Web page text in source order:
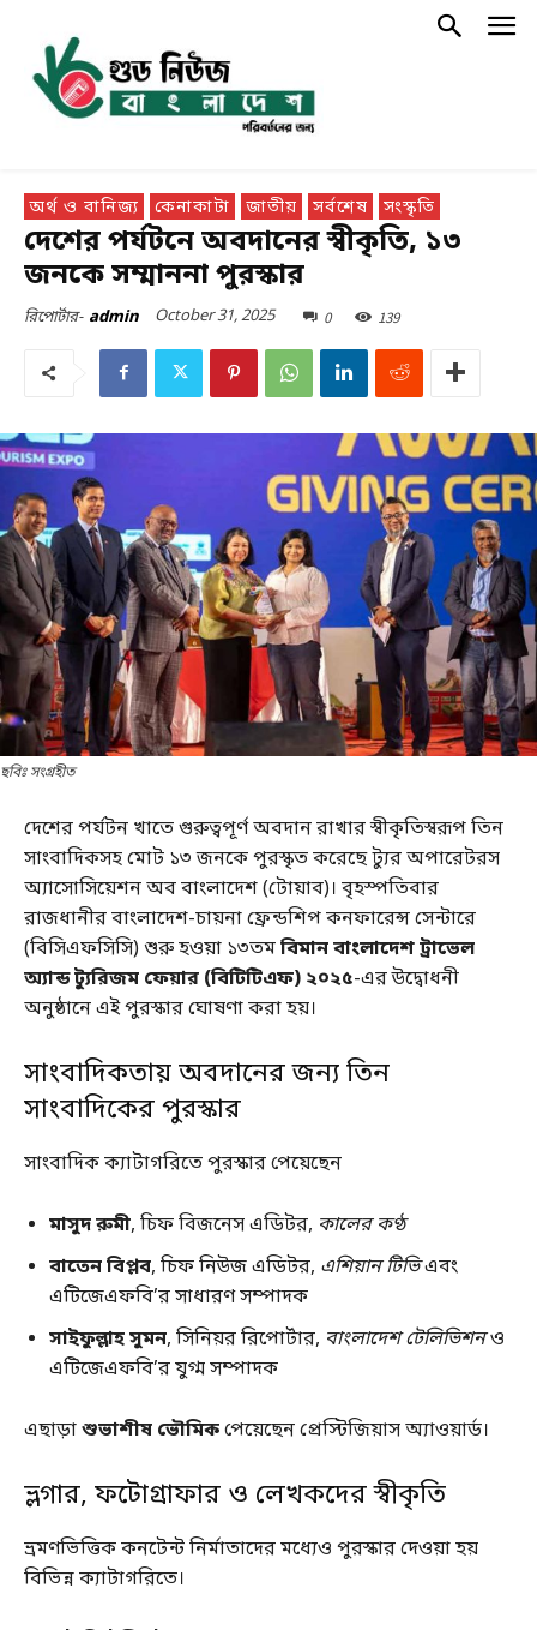
অর্থ ও বানিজ্য কেনাকাটা জাতীয় সর্বশেষ সংস্কৃতি
দেশের পর্যটনে অবদানের স্বীকৃতি, ১৩
জনকে সম্মাননা পুরস্কার
রিপোর্টার- admin October 31, 2025 0 139
ছবিঃ সংগ্রহীত
দেশের পর্যটন খাতে গুরুত্বপূর্ণ অবদান রাখার স্বীকৃতিস্বরূপ তিন
সাংবাদিকসহ মোট ১৩ জনকে পুরস্কৃত করেছে ট্যুর অপারেটরস
অ্যাসোসিয়েশন অব বাংলাদেশ (টোয়াব)। বৃহস্পতিবার
রাজধানীর বাংলাদেশ-চায়না ফ্রেন্ডশিপ কনফারেন্স সেন্টারে
(বিসিএফসিসি) শুরু হওয়া ১৩তমবিমান বাংলাদেশ ট্রাভেল
অ্যান্ড ট্যুরিজম ফেয়ার (বিটিটিএফ) ২০২৫-এর উদ্বোধনী
অনুষ্ঠানে এই পুরস্কার ঘোষণা করা হয়।
সাংবাদিকতায় অবদানের জন্য তিন
সাংবাদিকের পুরস্কার
সাংবাদিক ক্যাটাগরিতে পুরস্কার পেয়েছেন
মাসুদ রুমী, চিফ বিজনেস এডিটর, কালের কণ্ঠ
বাতেন বিপ্লব, চিফ নিউজ এডিটর, এশিয়ান টিভিএবং
এটিজেএফবি’র সাধারণ সম্পাদক
সাইফুল্লাহ সুমন, সিনিয়র রিপোর্টার, বাংলাদেশ টেলিভিশনও
এটিজেএফবি’র যুগ্ম সম্পাদক
এছাড়াশুভাশীষ ভৌমিকপেয়েছেন প্রেস্টিজিয়াস অ্যাওয়ার্ড।
ভ্লগার, ফটোগ্রাফার ও লেখকদের স্বীকৃতি
ভ্রমণভিত্তিক কনটেন্ট নির্মাতাদের মধ্যেও পুরস্কার দেওয়া হয়
বিভিন্ন ক্যাটাগরিতে।